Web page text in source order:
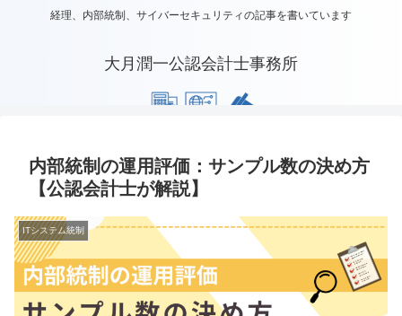
経理、内部統制、サイバーセキュリティの記事を書いています
大月潤一公認会計士事務所
内部統制の運用評価：サンプル数の決め方
【公認会計士が解説】
ITシステム統制